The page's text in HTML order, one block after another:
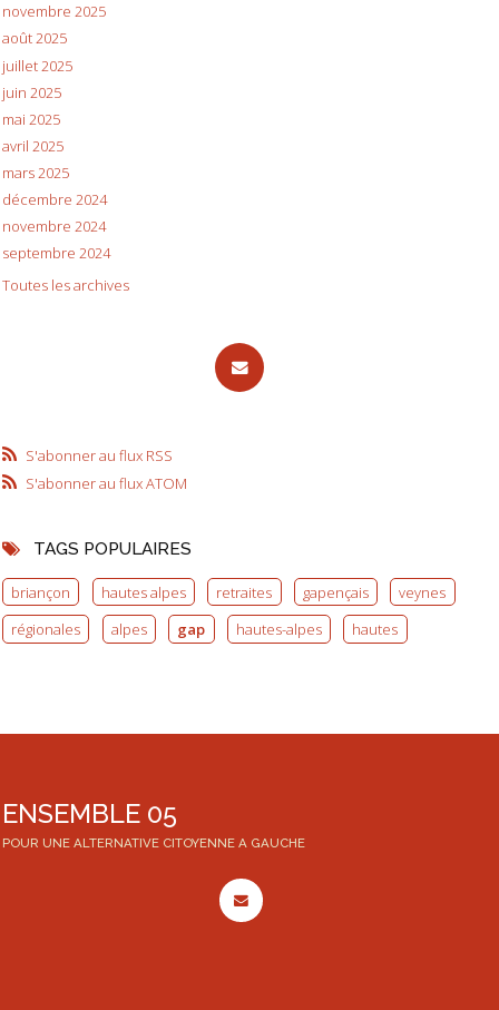
novembre 2025
août 2025
juillet 2025
juin 2025
mai 2025
avril 2025
mars 2025
décembre 2024
novembre 2024
septembre 2024
Toutes les archives
S'abonner au flux RSS
S'abonner au flux ATOM
TAGS POPULAIRES
briançon hautes alpes retraites gapençais
veynes
régionales
alpes gap hautes-alpes hautes
ENSEMBLE 05
POUR UNE ALTERNATIVE CITOYENNE A GAUCHE